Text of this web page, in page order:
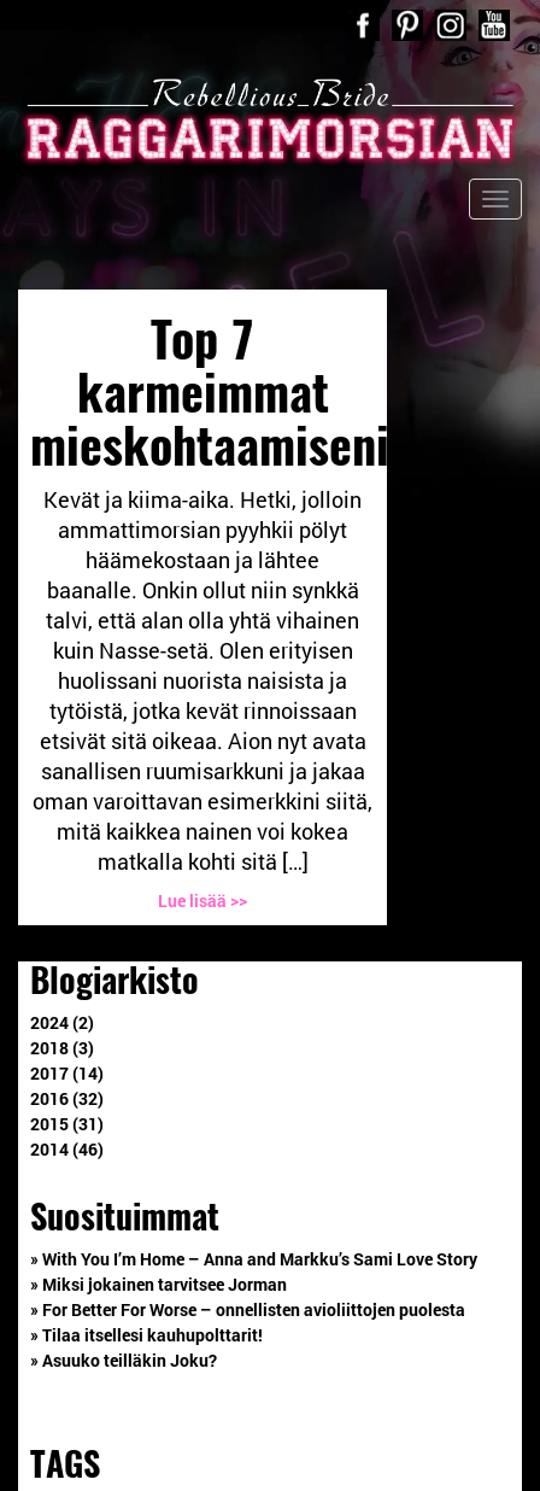
Top 7
karmeimmat
mieskohtaamiseni
Kevät ja kiima-aika. Hetki, jolloin
ammattimorsian pyyhkii pölyt
häämekostaan ja lähtee
baanalle. Onkin ollut niin synkkä
talvi, että alan olla yhtä vihainen
kuin Nasse-setä. Olen erityisen
huolissani nuorista naisista ja
tytöistä, jotka kevät rinnoissaan
etsivät sitä oikeaa. Aion nyt avata
sanallisen ruumisarkkuni ja jakaa
oman varoittavan esimerkkini siitä,
mitä kaikkea nainen voi kokea
matkalla kohti sitä […]
Lue lisää >>
Blogiarkisto
2024 (2)
2018 (3)
2017 (14)
2016 (32)
2015 (31)
2014 (46)
Suosituimmat
» With You I’m Home – Anna and Markku’s Sami Love Story
» Miksi jokainen tarvitsee Jorman
» For Better For Worse – onnellisten avioliittojen puolesta
» Tilaa itsellesi kauhupolttarit!
» Asuuko teilläkin Joku?
TAGS